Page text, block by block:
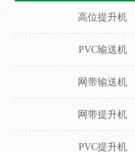
高位提升机
PVC输送机
网带输送机
网带提升机
PVC提升机